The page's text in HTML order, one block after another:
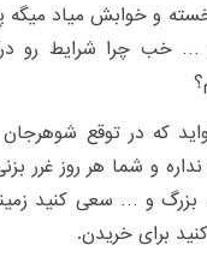
و خوابش میاد میگه
… خب چرا شرایط رو
که در توقع شوهرجان
و شما هر روز غرر
بزرگ و … سعی کنید
برای خریدن.